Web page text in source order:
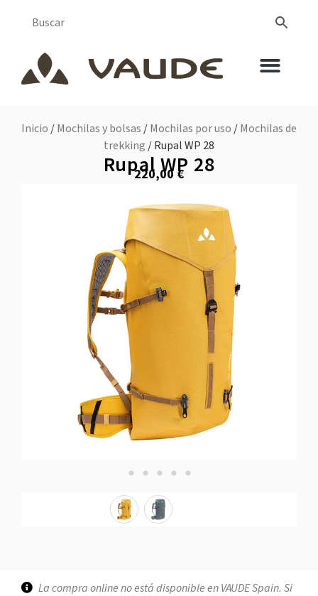
Inicio /Mochilas y bolsas /Mochilas por uso /Mochilas de
trekking / Rupal WP 28
Rupal WP 28
220,00€
La compra online no está disponible en VAUDE Spain. Si